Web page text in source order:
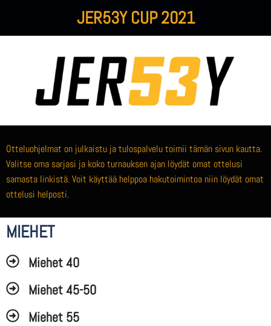
JER53Y CUP 2021
Otteluohjelmat on julkaistu ja tulospalvelu toimii tämän sivun kautta.
Valitse oma sarjasi ja koko turnauksen ajan löydät omat ottelusi
samasta linkistä. Voit käyttää helppoa hakutoimintoa niin löydät omat
ottelusi helposti.
MIEHET
Miehet 40
Miehet 45-50
Miehet 55